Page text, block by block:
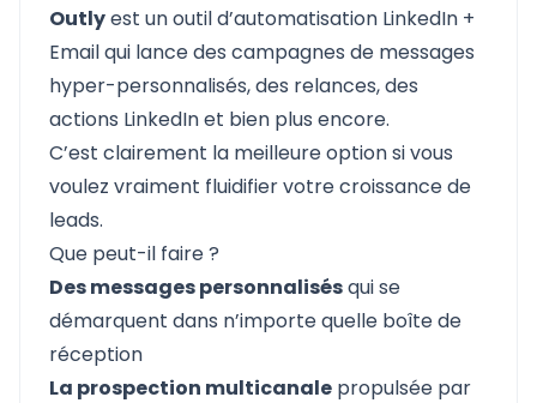
Outlyest un outil d’automatisation LinkedIn +
Email qui lance des campagnes de messages
hyper-personnalisés, des relances, des
actions LinkedIn et bien plus encore.
C’est clairement la meilleure option si vous
voulez vraiment fluidifier votre croissance de
leads.
Que peut-il faire ?
Des messages personnalisésqui se
démarquent dans n’importe quelle boîte de
réception
La prospection multicanale propulsée par